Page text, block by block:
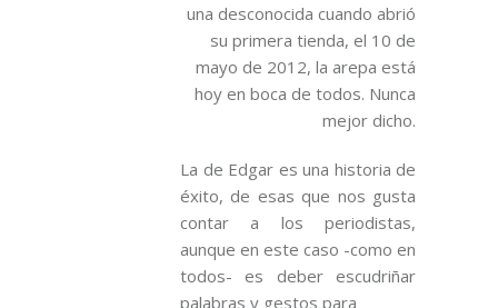
una desconocida cuando abrió
su primera tienda, el 10 de
mayo de 2012, la arepa está
hoy en boca de todos. Nunca
mejor dicho.
La de Edgar es una historia de
éxito, de esas que nos gusta
contar a los periodistas,
aunque en este caso -como en
todos- es deber escudriñar
palabras y gestos para